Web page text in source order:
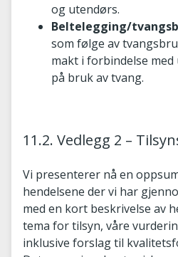
og utendørs.
Beltelegging/
som følge av
makt i forbindelse
på bruk av tvang.
11.2. Vedlegg 2 –
Vi presenterer nå en
hendelsene der vi har
med en kort beskrivelse av
tema for tilsyn, våre
inklusive forslag til